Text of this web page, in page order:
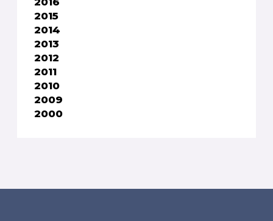
2015
2014
2013
2012
2011
2010
2009
2000